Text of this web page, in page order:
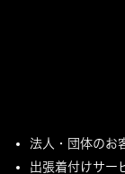
法人・団体のお
出張着付けサー